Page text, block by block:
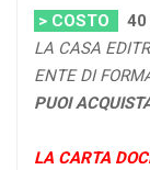
> COSTO
40
LA CASA
ENTE DI
PUOI
LA CARTA